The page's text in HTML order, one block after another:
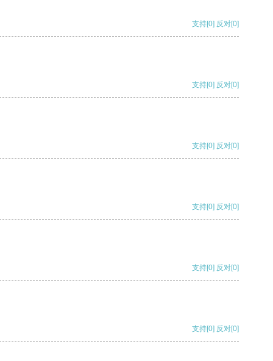
支持[0] 反对[0]
支持[0] 反对[0]
支持[0] 反对[0]
支持[0] 反对[0]
支持[0] 反对[0]
支持[0] 反对[0]